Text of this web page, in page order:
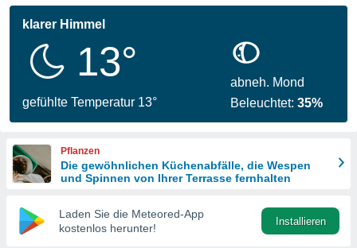
wurde
dass
sind.
diese
klarer Himmel
13°
gefühlte Temperatur 13°
abneh. Mond
Beleuchtet:35%
Pflanzen
Die gewöhnlichen Küchenabfälle, die Wespen
und Spinnen von Ihrer Terrasse fernhalten
Laden Sie die Meteored-App
kostenlos herunter!
Installieren